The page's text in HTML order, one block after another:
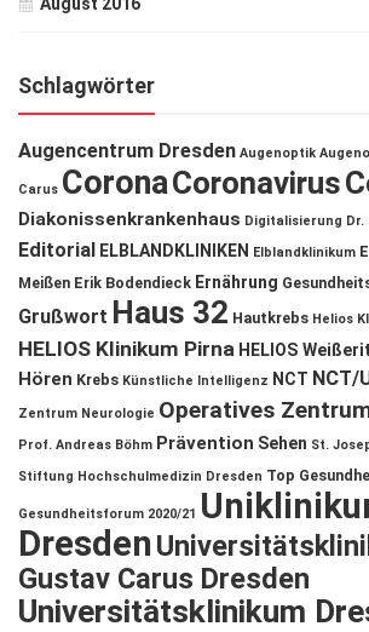
Schlagwörter
Augencentrum Dresden Augenoptik
Carus CoronaCoronavirus
Diakonissenkrankenhaus Digitalisierung
Editorial ELBLANDKLINIKEN Elblandklinikum
Meißen Erik Bodendieck Ernährung
Grußwort Haus 32 Hautkrebs Helios
HELIOS Klinikum Pirna HELIOS
Hören Krebs Künstliche Intelligenz NCT NCT/
Zentrum Neurologie Operatives
Prof. Andreas Böhm Prävention Sehen St.
Stiftung Hochschulmedizin Dresden Top
Gesundheitsforum 2020/21
Dresden
Gustav Carus Dresden
Universitätsklinikum